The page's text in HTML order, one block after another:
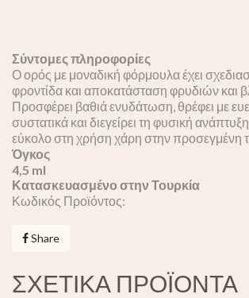
Σύντομες πληροφορίες
Ο ορός με μοναδική φόρμουλα έχει
φροντίδα και αποκατάσταση φρυδιών και
Προσφέρει βαθιά ενυδάτωση, θρέφει με
συστατικά και διεγείρει τη φυσική
εύκολο στη χρήση χάρη στην προσεγμένη
Όγκος
4,5 ml
Κατασκευασμένο στην Τουρκία
Κωδικός Προϊόντος:
Share
ΣΧΕΤΙΚΑ ΠΡΟΪΟΝΤΑ